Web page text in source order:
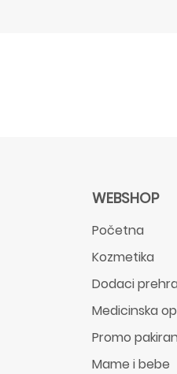
WEBSHOP
Početna
Kozmetika
Dodaci
Medicinska
Promo
Mame i bebe